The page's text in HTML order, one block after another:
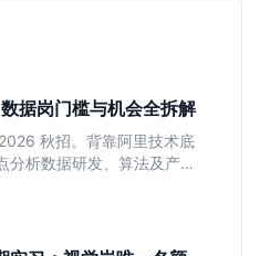
据岗门槛与机会全拆解
秋招。背靠阿里技术底
分析数据研发、算法及产品
据路线的成长曲线与抗压挑